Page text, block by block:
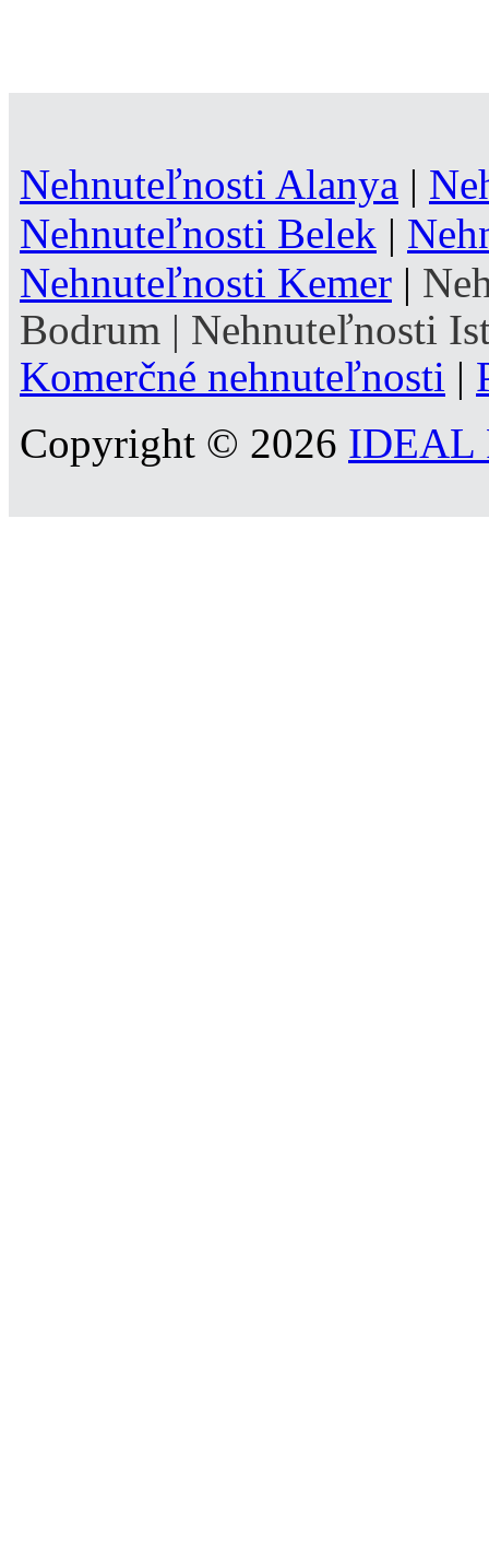
Nehnuteľnosti Alanya |
Nehnuteľnosti Belek |
Nehnuteľnosti Kemer |
Bodrum | Nehnuteľnosti
Komerčné nehnuteľnosti |
Copyright © 2026 IDEAL